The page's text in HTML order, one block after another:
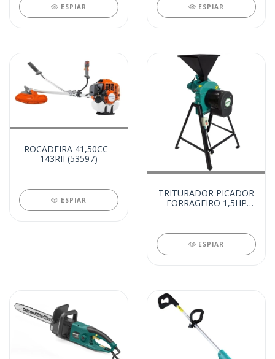
ESPIAR ESPIAR
ROCADEIRA 41,50CC -
143RII (53597)
ESPIAR
TRITURADOR PICADOR
FORRAGEIRO 1,5HP
ESPIAR